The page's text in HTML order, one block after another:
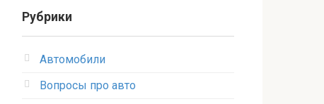
Рубрики
Автомобили
Вопросы про авто